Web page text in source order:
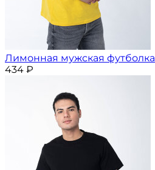
Лимонная мужская футболка
434 ₽